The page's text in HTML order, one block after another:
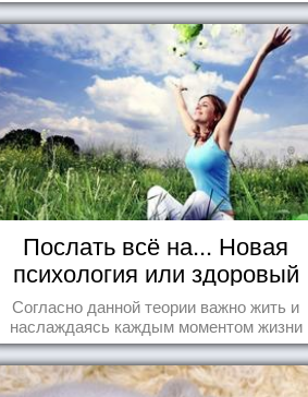
Послать всё на... Новая
психология или здоровый
пофигизм.
Согласно данной теории важно жить и
наслаждаясь каждым моментом жизни
осознанно и с удовольствием. Как это,
попробуем разобраться на реальных
примерах.